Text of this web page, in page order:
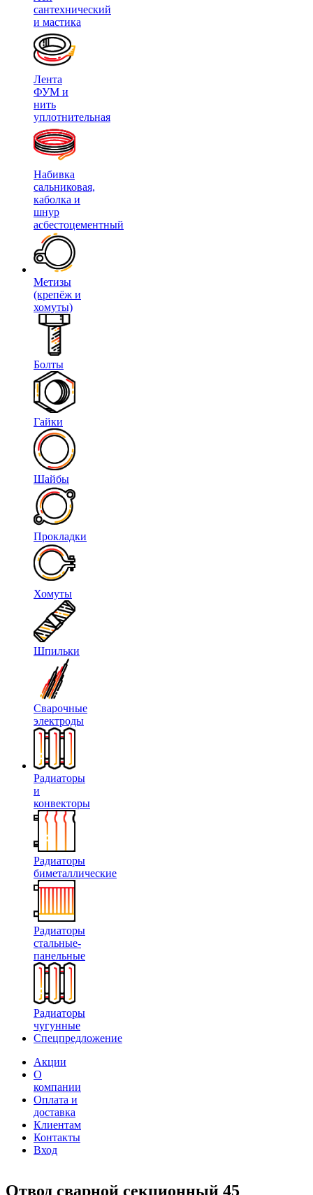
сантехнический
и мастика
Лента
ФУМ и
нить
уплотнительная
Набивка
сальниковая,
каболка и
шнур
асбестоцементный
Метизы
(крепёж и
хомуты)
Болты
Гайки
Шайбы
Прокладки
Хомуты
Шпильки
Сварочные
электроды
Радиаторы
и
конвекторы
Радиаторы
биметаллические
Радиаторы
стальные-
панельные
Радиаторы
чугунные
Спецпредложение
Акции
О
компании
Оплата и
доставка
Клиентам
Контакты
Вход
Отвод сварной секционный 45